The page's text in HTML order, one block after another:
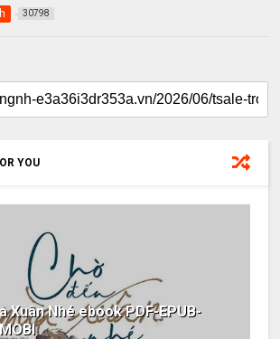
30798
YOU
Xuân Nhé ebook PDF-EPUB-